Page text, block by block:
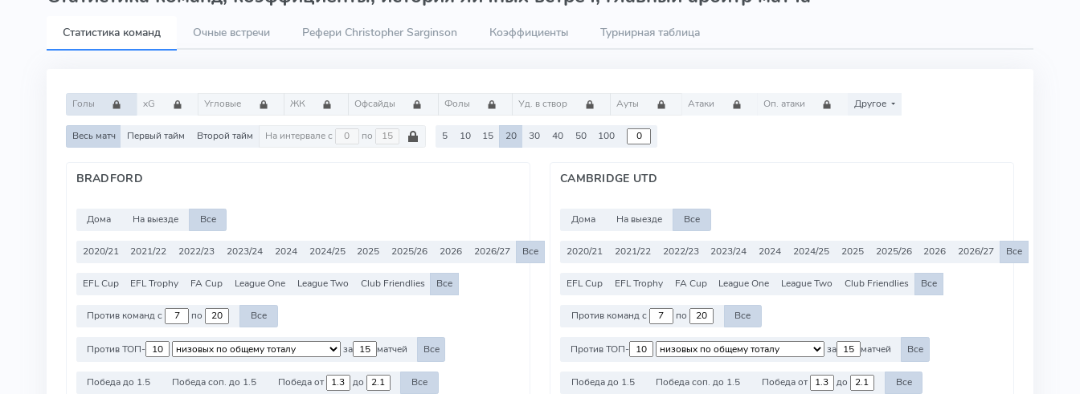
Статистика команд Очные встречи Рефери Christopher Sarginson Коэффициенты Турнирная таблица
Голы xG Угловые ЖК Офсайды Фолы Уд. в створ Ауты Атаки Оп. атаки Другое
Весь матч Первый тайм Второй тайм На интервале с по 5 10 15 20 30 40 50 100
BRADFORD
Дома На выезде Все
2020/21 2021/22 2022/23 2023/24 2024 2024/25 2025 2025/26 2026 2026/27 Все
EFL Cup EFL Trophy FA Cup League One League Two Club Friendlies Все
Против команд с по Все
Против ТОП- за матчей Все
Победа до 1.5 Победа соп. до 1.5 Победа от до Все
CAMBRIDGE UTD
Дома На выезде Все
2020/21 2021/22 2022/23 2023/24 2024 2024/25 2025 2025/26 2026 2026/27 Все
EFL Cup EFL Trophy FA Cup League One League Two Club Friendlies Все
Против команд с по Все
Против ТОП- за матчей Все
Победа до 1.5 Победа соп. до 1.5 Победа от до Все